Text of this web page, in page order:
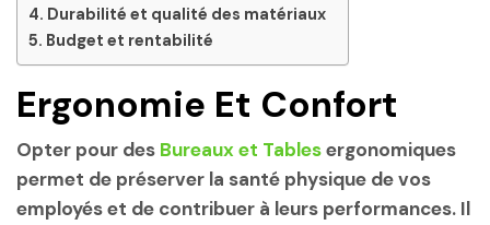
Durabilité et qualité des matériaux
Budget et rentabilité
Ergonomie Et Confort
Opter pour des Bureaux et Tablesergonomiques
permet de préserver la santé physique de vos
employés et de contribuer à leurs performances. Il